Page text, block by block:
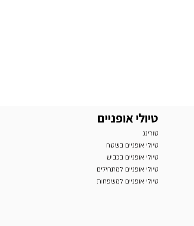
טיולי אופניים
טורינג
טיולי אופניים בשטח
טיולי אופניים בכביש
טיולי אופניים למתחילים
טיולי אופניים למשפחות